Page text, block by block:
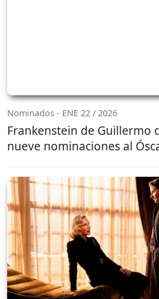
Nominados - ENE 22 / 2026
Frankenstein de Guillermo
nueve nominaciones al